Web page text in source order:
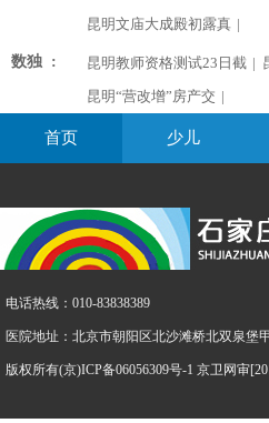
昆明文庙大成殿初露真 |
数独 : 昆明教师资格测试23日截 |
昆明“营改增”房产交 |
首页 少儿
电话热线：010-83838389
医院地址：北京市朝阳区北沙滩桥北双泉堡
版权所有(京)ICP备06056309号-1 京卫网审